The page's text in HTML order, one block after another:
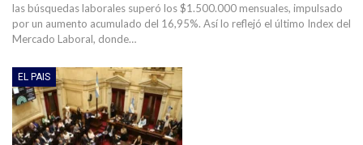
las búsquedas laborales superó los $1.500.000 mensuales, impulsado
por un aumento acumulado del 16,95%. Así lo reflejó el último Index del
Mercado Laboral, donde…
EL PAIS